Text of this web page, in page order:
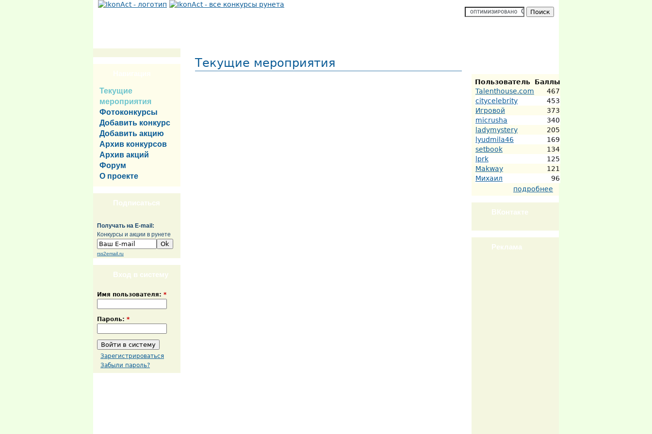
Текущие мероприятия
Текущие
мероприятия
Фотоконкурсы
Добавить конкурс
Добавить акцию
Архив конкурсов
Архив акций
Форум
О проекте
Подписаться
Получать на E-mail:
Конкурсы и акции в рунете
rss2email.ru
Вход в систему
Имя пользователя: *
Пароль: *
Зарегистрироваться
Забыли пароль?
Пользователь
Баллы
Talenthouse.com
467
citycelebrity
453
Игровой
373
micrusha
340
ladymystery
205
lyudmila46
169
setbook
134
lprk
125
Makway
121
Михаил
96
подробнее
ВКонтакте
Реклама